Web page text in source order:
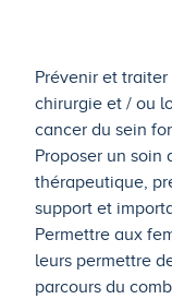
Prévenir et
chirurgie et / ou
cancer du sein
Proposer un soin
thérapeutique,
support et
Permettre aux
leurs permettre
parcours du